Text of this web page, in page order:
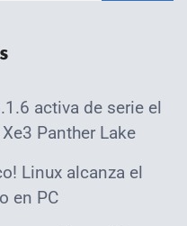
activa de serie el
Panther Lake
Linux alcanza el
en PC